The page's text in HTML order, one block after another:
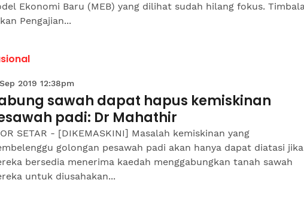
Ekonomi Baru (MEB) yang dilihat sudah hilang fokus.
Pengajian...
2019 12:38pm
sawah dapat hapus kemiskinan
padi: Dr Mahathir
SETAR - [DIKEMASKINI] Masalah kemiskinan yang
golongan pesawah padi akan hanya dapat diatasi jika
bersedia menerima kaedah menggabungkan tanah sawah
untuk diusahakan...